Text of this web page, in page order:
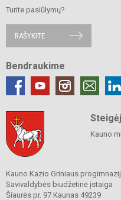
Turite pasiūlymų?
RAŠYKITE
Bendraukime
Kauno
Kauno Kazio Griniaus
Savivaldybės biudžetinė įstaiga
Šiaurės pr. 97 Kaunas 49239